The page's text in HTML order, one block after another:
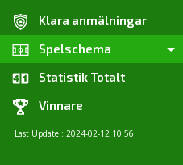
Klara anmälningar
Spelschema
Statistik Totalt
Vinnare
Last Update : 2024-02-12 10:56